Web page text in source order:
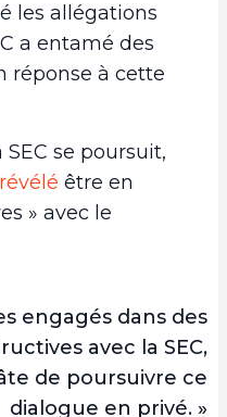
les allégations
a entamé des
réponse à cette
se poursuit,
être en
» avec le
engagés dans des
avec la SEC,
de poursuivre ce
dialogue en privé. »